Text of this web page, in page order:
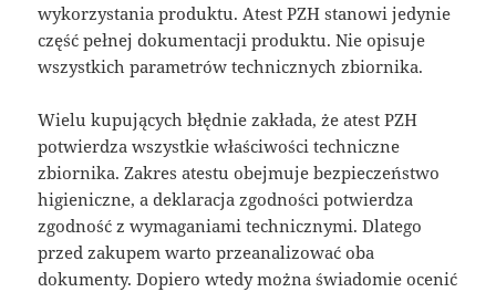
wykorzystania produktu. Atest PZH stanowi jedynie
część pełnej dokumentacji produktu. Nie opisuje
wszystkich parametrów technicznych zbiornika.
Wielu kupujących błędnie zakłada, że atest PZH
potwierdza wszystkie właściwości techniczne
zbiornika. Zakres atestu obejmuje bezpieczeństwo
higieniczne, a deklaracja zgodności potwierdza
zgodność z wymaganiami technicznymi. Dlatego
przed zakupem warto przeanalizować oba
dokumenty. Dopiero wtedy można świadomie ocenić